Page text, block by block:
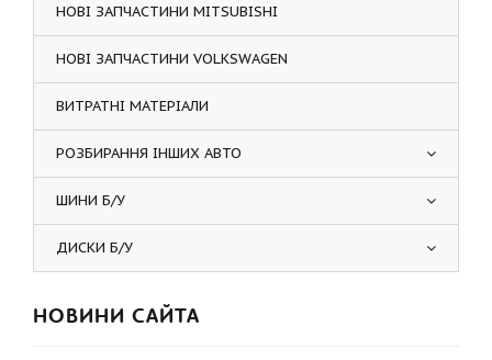
НОВІ ЗАПЧАСТИНИ MITSUBISHI
НОВІ ЗАПЧАСТИНИ VOLKSWAGEN
ВИТРАТНІ МАТЕРІАЛИ
РОЗБИРАННЯ ІНШИХ АВТО
ШИНИ Б/У
ДИСКИ Б/У
НОВИНИ САЙТА